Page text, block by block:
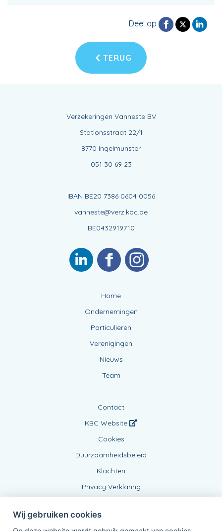
Deel op
TERUG
Verzekeringen Vanneste BV
Stationsstraat 22/1
8770 Ingelmunster
051 30 69 23
IBAN BE20 7386 0604 0056
vanneste@verz.kbc.be
BE0432919710
Home
Ondernemingen
Particulieren
Verenigingen
Nieuws
Team
Contact
KBC Website
Cookies
Duurzaamheidsbeleid
Klachten
Privacy Verklaring
Wij gebruiken cookies